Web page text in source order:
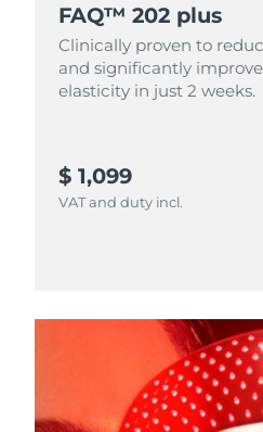
FAQ™ 202 plus
Clinically proven to
and significantly
elasticity in just 2 weeks.
$ 1,099
VAT and duty incl.